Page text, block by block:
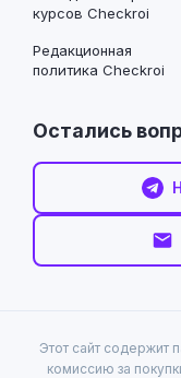
курсов Checkroi
Редакционная
политика Checkroi
Остались
Этот сайт содержит
комиссию за